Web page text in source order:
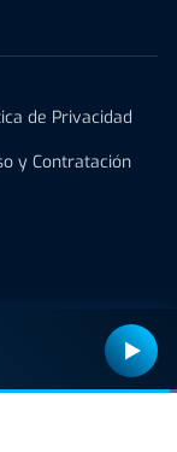
de Privacidad
y Contratación